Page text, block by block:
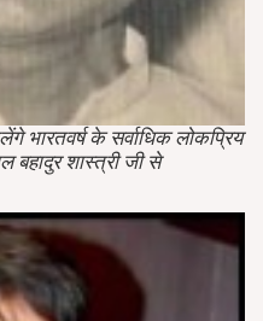
भारतवर्ष के सर्वाधिक लोकप्रिय
बहादुर शास्त्री जी से